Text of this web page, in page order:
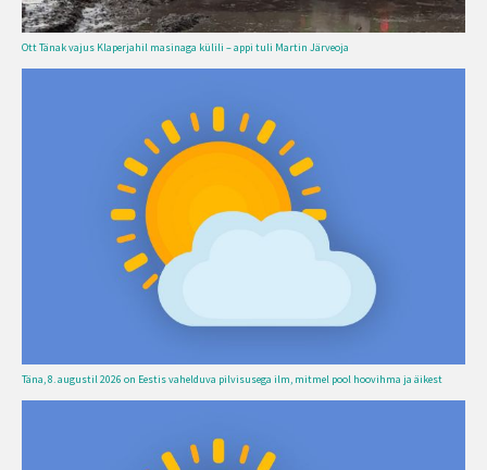
Ott Tänak vajus Klaperjahil masinaga külili – appi tuli Martin Järveoja
Täna, 8. augustil 2026 on Eestis vahelduva pilvisusega ilm, mitmel pool hoovihma ja äikest